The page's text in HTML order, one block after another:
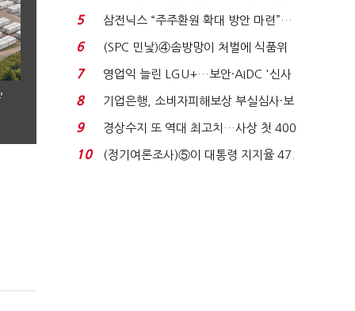
세 구하기 더 ...
5
삼전닉스 “주주환원 확대 방안 마련”…
로이터에 성명...
6
(SPC 민낯)④솜방망이 처벌에 식품위
생법 위반 반복...
7
영업익 늘린 LGU+…보안·AIDC '신사
업 드라이브'...
8
기업은행, 소비자피해보상 부실심사·보
이스피싱 공시 ...
9
경상수지 또 역대 최고치…사상 첫 400
억달러에 '3% 성...
10
(정기여론조사)⑤이 대통령 지지율 47.